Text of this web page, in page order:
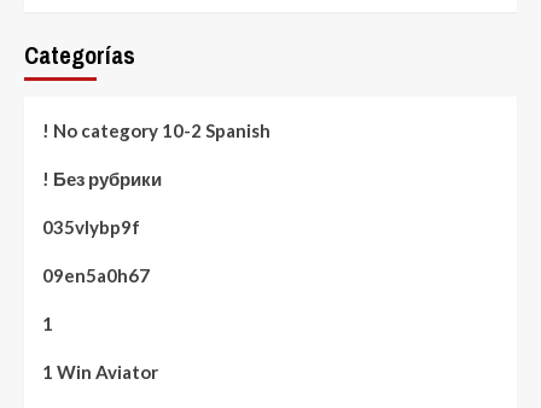
Categorías
! No category 10-2 Spanish
! Без рубрики
035vlybp9f
09en5a0h67
1
1 Win Aviator